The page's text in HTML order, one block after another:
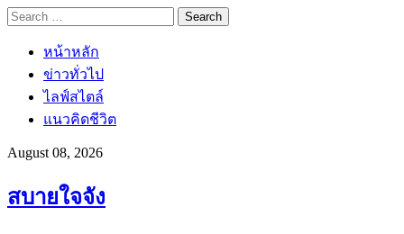
Search
for:
หน้าหลัก
ข่าวทั่วไป
ไลฟ์สไตล์
แนวคิดชีวิต
August 08, 2026
สบายใจจัง